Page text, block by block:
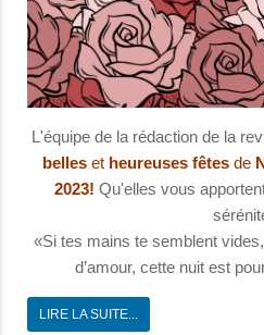
L'équipe de la rédaction de la
belles et heureuses fêtes de
2023! Qu'elles vous
«Si tes mains te semblent
d’amour, cette nuit est
LIRE LA SUITE...